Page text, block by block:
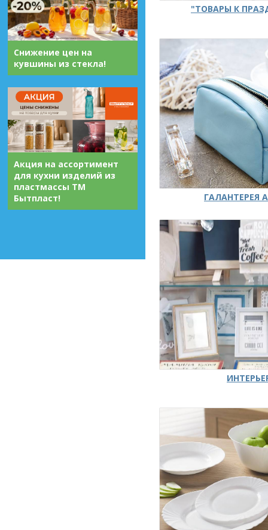
Снижение цен на
кувшины из стекла!
Акция на ассортимент
для кухни изделий из
пластмассы ТМ
Бытпласт!
"ТОВАРЫ К
ГАЛАНТЕРЕЯ